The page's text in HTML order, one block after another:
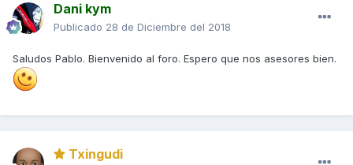
Dani kym
Publicado 28 de Diciembre del 2018
Saludos Pablo. Bienvenido al foro. Espero que nos asesores bien.
Txingudi